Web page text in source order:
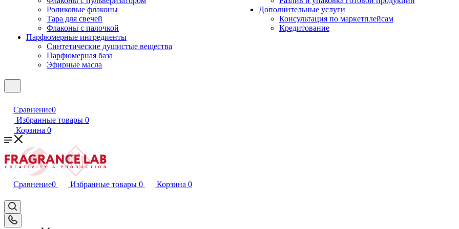
Роликовые флаконы
Тара для свечей
Флаконы с палочкой
Парфюмерные ингредиенты
Синтетические душистые вещества
Парфюмерная база
Эфирные масла
Дополнительные услуги
Консультация по маркетплейсам
Кредитование
Сравнение0
Избранные товары 0
Корзина 0
Сравнение0 Избранные товары 0 Корзина 0